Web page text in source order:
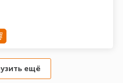
ещё